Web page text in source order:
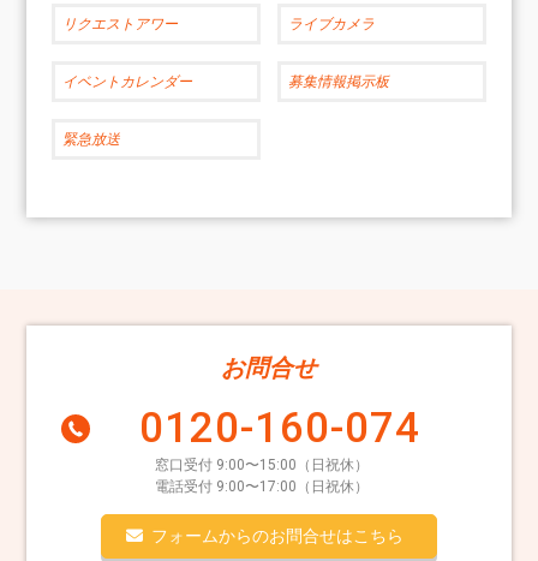
リクエストアワー ライブカメラ
イベントカレンダー 募集情報掲示板
緊急放送
お問合せ
0120-160-074
窓口受付 9:00〜15:00（日祝休）
電話受付 9:00〜17:00（日祝休）
フォームからのお問合せはこちら